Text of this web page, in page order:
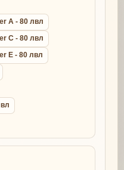
A - 80 лвл
C - 80 лвл
E - 80 лвл